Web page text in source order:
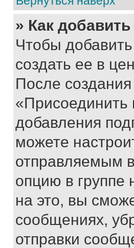
» Как
Чтобы
создать ее в
После
добавления
можете
отправляемым
опцию в
на это, вы
сообщениях,
отправки